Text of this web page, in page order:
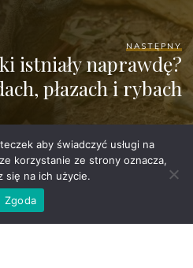
NASTĘPNY
istniały naprawdę?
płazach i rybach
aby świadczyć usługi na
korzystanie ze strony oznacza,
się na ich użycie.
Zgoda